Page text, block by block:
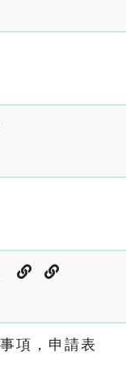
項，申請表